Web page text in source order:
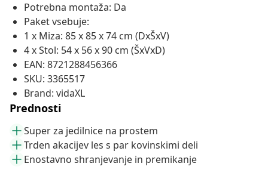
Potrebna montaža: Da
Paket vsebuje:
1 x Miza: 85 x 85 x 74 cm (DxŠxV)
4 x Stol: 54 x 56 x 90 cm (ŠxVxD)
EAN: 8721288456366
SKU: 3365517
Brand: vidaXL
Prednosti
Super za jedilnice na prostem
Trden akacijev les s par kovinskimi deli
Enostavno shranjevanje in premikanje